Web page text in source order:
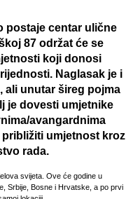
postaje centar ulične
87 održat će se
koji donosi
Naglasak je i
ali unutar šireg pojma
je dovesti umjetnike
avangardnima
umjetnost kroz
rada.
svijeta. Ove će godine u
Srbije, Bosne i Hrvatske, a po prvi